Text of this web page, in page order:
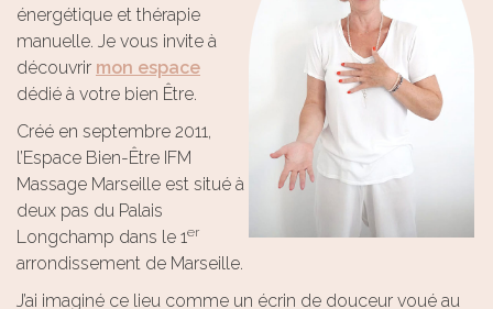
énergétique et thérapie
manuelle. Je vous invite à
découvrir mon espace
dédié à votre bien Être.
Créé en septembre 2011,
l’Espace Bien-Être IFM
Massage Marseille est situé à
deux pas du Palais
Longchamp dans le 1er
arrondissement de Marseille.
J’ai imaginé ce lieu comme un écrin de douceur voué au